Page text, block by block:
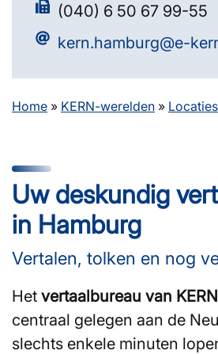
(040) 6 50 67 99-55
kern.hamburg@e-
Home » KERN-werelden » Locaties
Uw deskundig
in Hamburg
Vertalen, tolken en nog
Het vertaalbureau van
centraal gelegen aan de
slechts enkele minuten